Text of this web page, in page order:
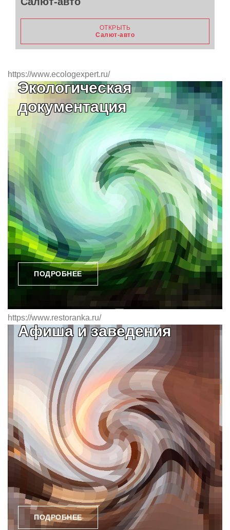
ОТКРЫТЬ
Салют-авто
https://www.ecologexpert.ru/
Экологическая
документация
ПОДРОБНЕЕ
https://www.restoranka.ru/
Афиша и заведения
ПОДРОБНЕЕ